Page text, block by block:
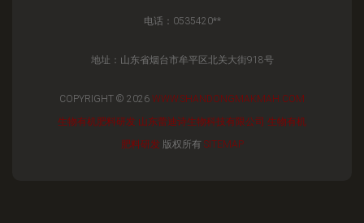
电话：0535420**
地址：山东省烟台市牟平区北关大街918号
COPYRIGHT © 2026 WWW.SHANDONGMAKMAH.COM
生物有机肥料研发 山东蕾迪诗生物科技有限公司 生物有机
肥料研发 版权所有 SITEMAP